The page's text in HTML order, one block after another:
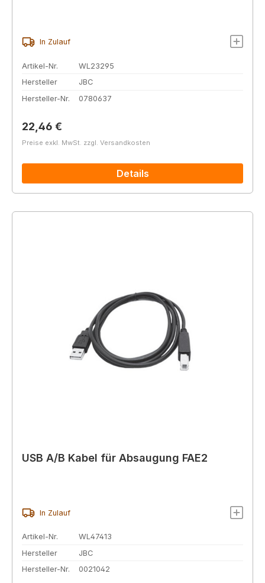
In Zulauf
Artikel-Nr.
WL23295
Hersteller
JBC
Hersteller-Nr.
0780637
Regulärer Preis:
22,46 €
Preise exkl. MwSt. zzgl. Versandkosten
Details
USB A/B Kabel für Absaugung FAE2
In Zulauf
Artikel-Nr.
WL47413
Hersteller
JBC
Hersteller-Nr.
0021042